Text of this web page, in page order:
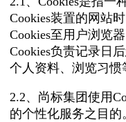
Cookies装置的网站
Cookies至用户浏览
Cookies负责记录日
个人资料、浏览习惯
2.2、尚标集团使用
的个性化服务之目的